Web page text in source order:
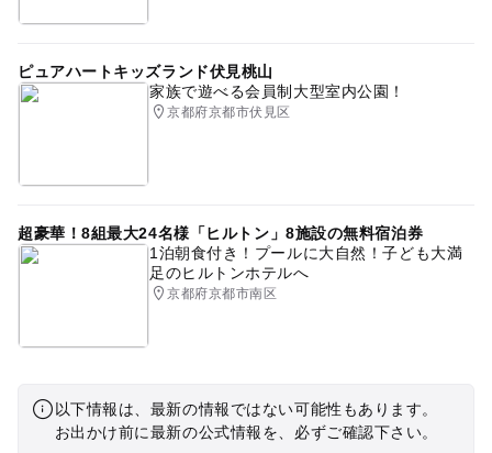
ピュアハートキッズランド伏見桃山
家族で遊べる会員制大型室内公園！
京都府京都市伏見区
超豪華！8組最大24名様「ヒルトン」8施設の無料宿泊券
1泊朝食付き！プールに大自然！子ども大満
足のヒルトンホテルへ
京都府京都市南区
以下情報は、最新の情報ではない可能性もあります。
お出かけ前に最新の公式情報を、必ずご確認下さい。